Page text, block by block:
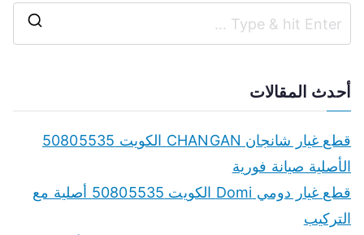
r
أحدث المقالات
قطع غيار شانجان CHANGAN الكويت 50805535
الأصلية صيانة فورية
قطع غيار دومي Domi الكويت 50805535 أصلية مع
التركيب